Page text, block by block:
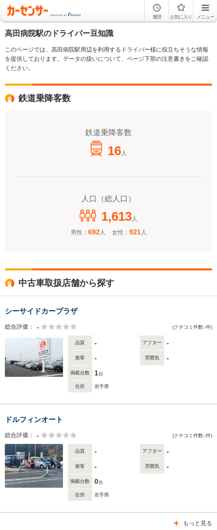
履歴 お気に入り メニュー
高田病院駅のドライバー豆知識
このページでは、高田病院駅周辺を利用するドライバー様に役立ちそうな情報
を提供しております。データの扱いについて、ページ下部の注意書きをご確認
ください。
鉄道乗降客数
鉄道乗降客数
16 人
人口（総人口）
1,613 人
男性： 692人 女性： 921人
中古車取扱店舗から探す
シーサイドカープラザ
総合評価： - (クチコミ件数:-件)
品質 - アフター -
接客 - 雰囲気 -
掲載台数 1台
住所 岩手県
ドルフィンオート
総合評価： - (クチコミ件数:-件)
品質 - アフター -
接客 - 雰囲気 -
掲載台数 0台
住所 岩手県
もっと見る